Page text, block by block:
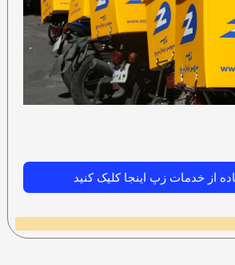
از خدمات زپ اینجا کلیک کنید